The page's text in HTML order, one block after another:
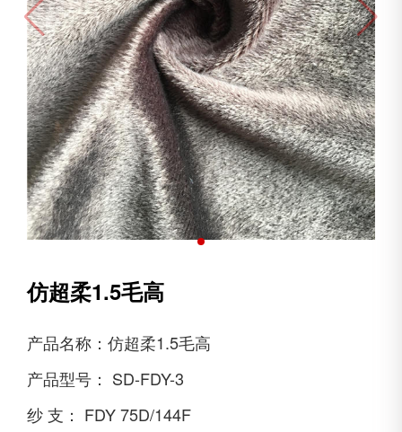
仿超柔1.5毛高
产品名称： 仿超柔1.5毛高
产品型号： SD-FDY-3
纱 支： FDY 75D/144F